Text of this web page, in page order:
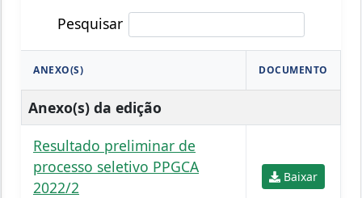
Pesquisar
ANEXO(S) DOCUMENTO
Anexo(s) da edição
Resultado preliminar de
processo seletivo PPGCA
2022/2
Baixar